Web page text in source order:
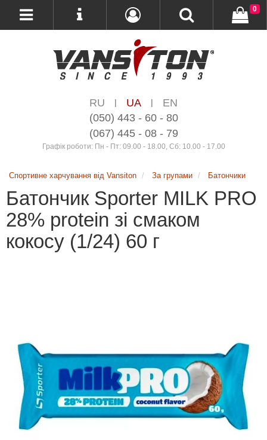
RU | UA |
EN
(050) 443 - 60 - 80
(067) 445 - 08 - 79
Графік роботи: Пн - Пт: 09.00 - 18.00, Сб: 10.00 - 17.00
0
Спортивне харчування від Vansiton За групами Батончики
Батончик Sporter MILK PRO
28% protein зі смаком
кокосу (1/24) 60 г